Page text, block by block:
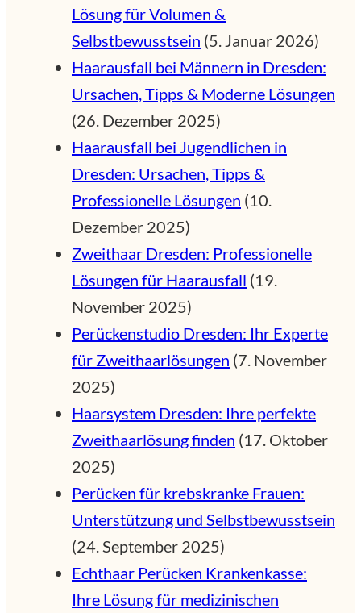
Lösung für Volumen &
Selbstbewusstsein (5. Januar 2026)
Haarausfall bei Männern in Dresden:
Ursachen, Tipps & Moderne Lösungen
(26. Dezember 2025)
Haarausfall bei Jugendlichen in
Dresden: Ursachen, Tipps &
Professionelle Lösungen (10.
Dezember 2025)
Zweithaar Dresden: Professionelle
Lösungen für Haarausfall (19.
November 2025)
Perückenstudio Dresden: Ihr Experte
für Zweithaarlösungen (7. November
2025)
Haarsystem Dresden: Ihre perfekte
Zweithaarlösung finden (17. Oktober
2025)
Perücken für krebskranke Frauen:
Unterstützung und Selbstbewusstsein
(24. September 2025)
Echthaar Perücken Krankenkasse:
Ihre Lösung für medizinischen